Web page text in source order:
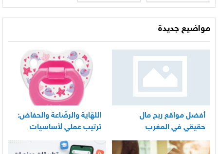
مواضيع جديدة
أفضل مواقع ربح مال
حقيقي في المغرب
اللهّاية والرضّاعة والحفاض:
ترتيب عملي لأساسيات
العناية اليومية بالرضيع